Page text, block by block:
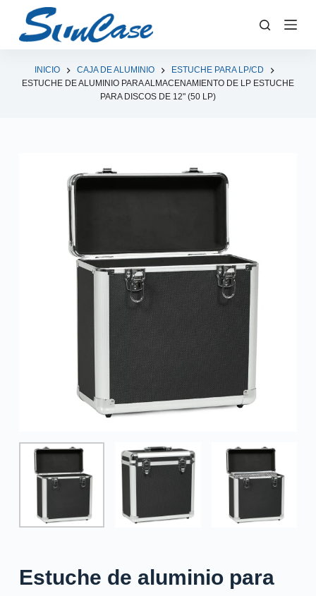
a
INICIO CAJA DE ALUMINIO
ESTUCHE PARA LP/CD
ESTUCHE DE ALUMINIO PARA ALMACENAMIENTO DE LP ESTUCHE
PARA DISCOS DE 12" (50 LP)
Estuche de aluminio para